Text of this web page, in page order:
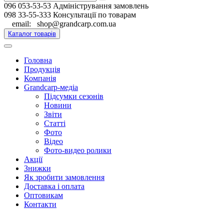
096 053-53-53 Адміністрування замовлень
098 33-55-333 Консультації по товарам
email: shop@grandcarp.com.ua
Каталог товарів
Головна
Продукція
Компанія
Grandcarp-медіа
Підсумки сезонів
Новини
Звіти
Статті
Фото
Відео
Фото-видео ролики
Акції
Знижки
Як зробити замовлення
Доставка і оплата
Оптовикам
Контакти